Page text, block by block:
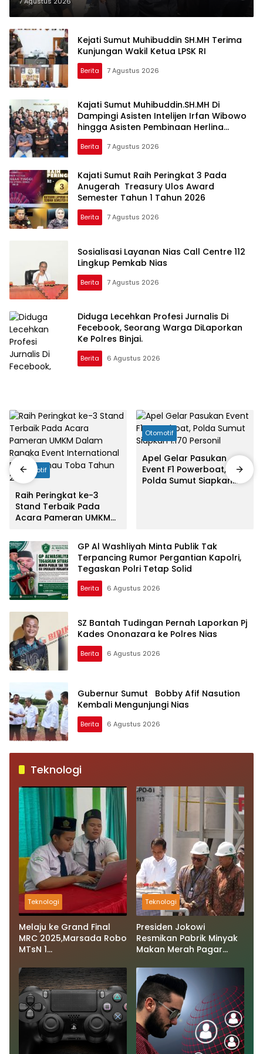
Kejati Sumut Muhibuddin SH.MH Terima
Kunjungan Wakil Ketua LPSK RI
Berita 7 Agustus 2026
Kajati Sumut Muhibuddin.SH.MH Di
Dampingi Asisten Intelijen Irfan Wibowo
hingga Asisten Pembinaan Herlina
Setyorini Sidak Kejari Binjai
Berita 7 Agustus 2026
Kajati Sumut Raih Peringkat 3 Pada
Anugerah Treasury Ulos Award
Semester Tahun 1 Tahun 2026
Berita 7 Agustus 2026
Sosialisasi Layanan Nias Call Centre 112
Lingkup Pemkab Nias
Berita 7 Agustus 2026
Diduga Lecehkan Profesi Jurnalis Di
Fecebook, Seorang Warga DiLaporkan
Ke Polres Binjai.
Berita 6 Agustus 2026
Otomotif
Raih Peringkat ke-3
Stand Terbaik Pada
Acara Pameran UMKM
International F1H2O
Danau Toba Tahun
2024
Otomotif
Apel Gelar Pasukan
Event F1 Powerboat,
Polda Sumut Siapkan
GP Al Washliyah Minta Publik Tak
Terpancing Rumor Pergantian Kapolri,
Tegaskan Polri Tetap Solid
Berita 6 Agustus 2026
SZ Bantah Tudingan Pernah Laporkan Pj
Kades Ononazara ke Polres Nias
Berita 6 Agustus 2026
Gubernur Sumut Bobby Afif Nasution
Kembali Mengunjungi Nias
Berita 6 Agustus 2026
Teknologi
Teknologi
Melaju ke Grand Final
MRC 2025,Marsada Robo
MTsN 1
Teknologi
Presiden Jokowi
Resmikan Pabrik Minyak
Makan Merah Pagar